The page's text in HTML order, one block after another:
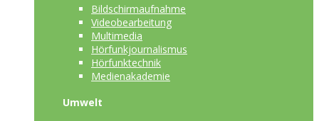
Bildschirmaufnahme
Videobearbeitung
Multimedia
Hörfunkjournalismus
Hörfunktechnik
Medienakademie
Umwelt